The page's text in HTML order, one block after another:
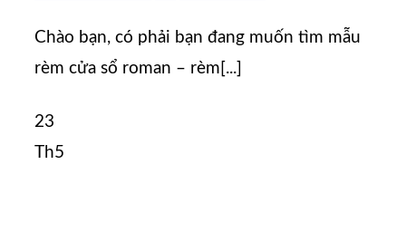
Chào bạn, có phải bạn đang muốn tìm mẫu
rèm cửa sổ roman – rèm[...]
23
Th5